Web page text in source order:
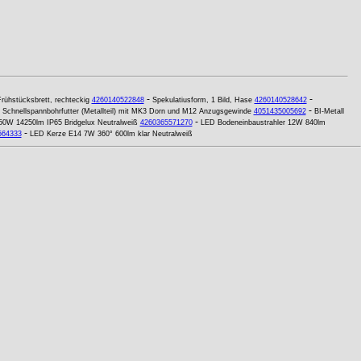
rechteckig 4260140522848- Spekulatiusform, 1 Bild, Hase 4260140528642-
Schnellspannbohrfutter (Metallteil) mit MK3 Dorn und M12 Anzugsgewinde 4051435005692- BI-Metall
14250lm IP65 Bridgelux Neutralweiß 4260365571270- LED Bodeneinbaustrahler 12W 840lm
- LED Kerze E14 7W 360° 600lm klar Neutralweiß